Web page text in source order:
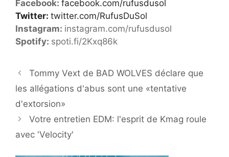
Facebook: facebook.com/rufusdusol
Twitter: twitter.com/RufusDuSol
Instagram: instagram.com/rufusdusol
Spotify: spoti.fi/2Kxq86k
Tommy Vext de BAD WOLVES déclare que
les allégations d'abus sont une «tentative
d'extorsion»
Votre entretien EDM: l'esprit de Kmag roule
avec 'Velocity'